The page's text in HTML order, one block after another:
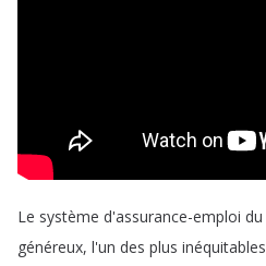
Le système d'assurance-emploi du
généreux, l'un des plus inéquitables